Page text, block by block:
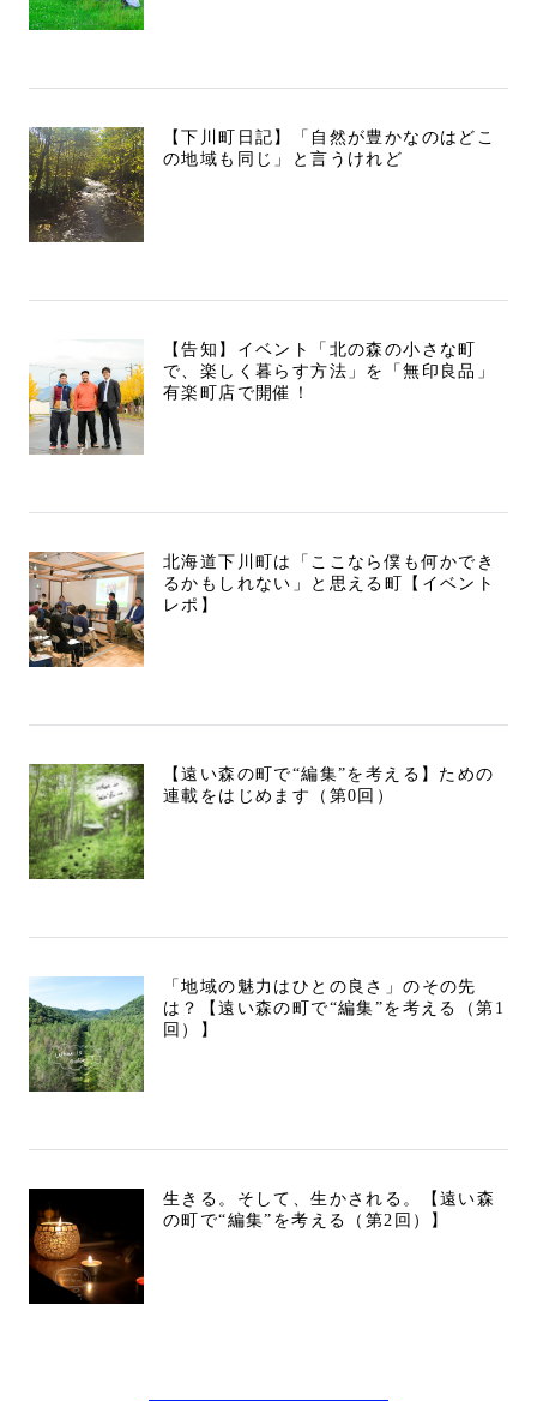
【下川町日記】「自然が豊かなのはどこ
の地域も同じ」と言うけれど
【告知】イベント「北の森の小さな町
で、楽しく暮らす方法」を「無印良品」
有楽町店で開催！
北海道下川町は「ここなら僕も何かでき
るかもしれない」と思える町【イベント
レポ】
【遠い森の町で“編集”を考える】ための
連載をはじめます（第0回）
「地域の魅力はひとの良さ」のその先
は？【遠い森の町で“編集”を考える（第1
回）】
生きる。そして、生かされる。【遠い森
の町で“編集”を考える（第2回）】